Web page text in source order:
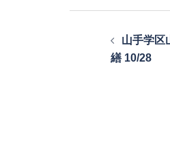
山手学区
繕 10/28